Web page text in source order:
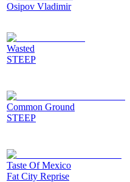
Osipov Vladimir
Wasted
STEEP
Common Ground
STEEP
Taste Of Mexico
Fat City Reprise